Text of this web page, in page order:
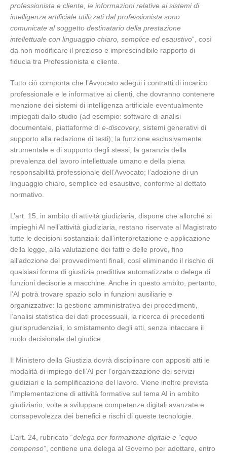
professionista e cliente, le informazioni relative ai sistemi di
intelligenza artificiale utilizzati dal professionista sono
comunicate al soggetto destinatario della prestazione
intellettuale con linguaggio chiaro, semplice ed esaustivo“, così
da non modificare il prezioso e imprescindibile rapporto di
fiducia tra Professionista e cliente.
Tutto ciò comporta che l’Avvocato adegui i contratti di incarico
professionale e le informative ai clienti, che dovranno contenere
menzione dei sistemi di intelligenza artificiale eventualmente
impiegati dallo studio (ad esempio: software di analisi
documentale, piattaforme di e-discovery, sistemi generativi di
supporto alla redazione di testi); la funzione esclusivamente
strumentale e di supporto degli stessi; la garanzia della
prevalenza del lavoro intellettuale umano e della piena
responsabilità professionale dell’Avvocato; l’adozione di un
linguaggio chiaro, semplice ed esaustivo, conforme al dettato
normativo.
L’art. 15, in ambito di attività giudiziaria, dispone che allorché si
impieghi AI nell’attività giudiziaria, restano riservate al Magistrato
tutte le decisioni sostanziali: dall’interpretazione e applicazione
della legge, alla valutazione dei fatti e delle prove, fino
all’adozione dei provvedimenti finali, così eliminando il rischio di
qualsiasi forma di giustizia predittiva automatizzata o delega di
funzioni decisorie a macchine. Anche in questo ambito, pertanto,
l’AI potrà trovare spazio solo in funzioni ausiliarie e
organizzative: la gestione amministrativa dei procedimenti,
l’analisi statistica dei dati processuali, la ricerca di precedenti
giurisprudenziali, lo smistamento degli atti, senza intaccare il
ruolo decisionale del giudice.
Il Ministero della Giustizia dovrà disciplinare con appositi atti le
modalità di impiego dell’AI per l’organizzazione dei servizi
giudiziari e la semplificazione del lavoro. Viene inoltre prevista
l’implementazione di attività formative sul tema AI in ambito
giudiziario, volte a sviluppare competenze digitali avanzate e
consapevolezza dei benefici e rischi di queste tecnologie.
L’art. 24, rubricato “delega per formazione digitale e “equo
compenso”, contiene una delega al Governo per adottare, entro